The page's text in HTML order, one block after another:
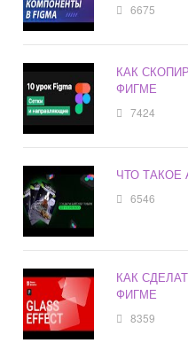
6675
КАК
ФИГМЕ
7424
ЧТО ТАКОЕ
6546
КАК
ФИГМЕ
8359